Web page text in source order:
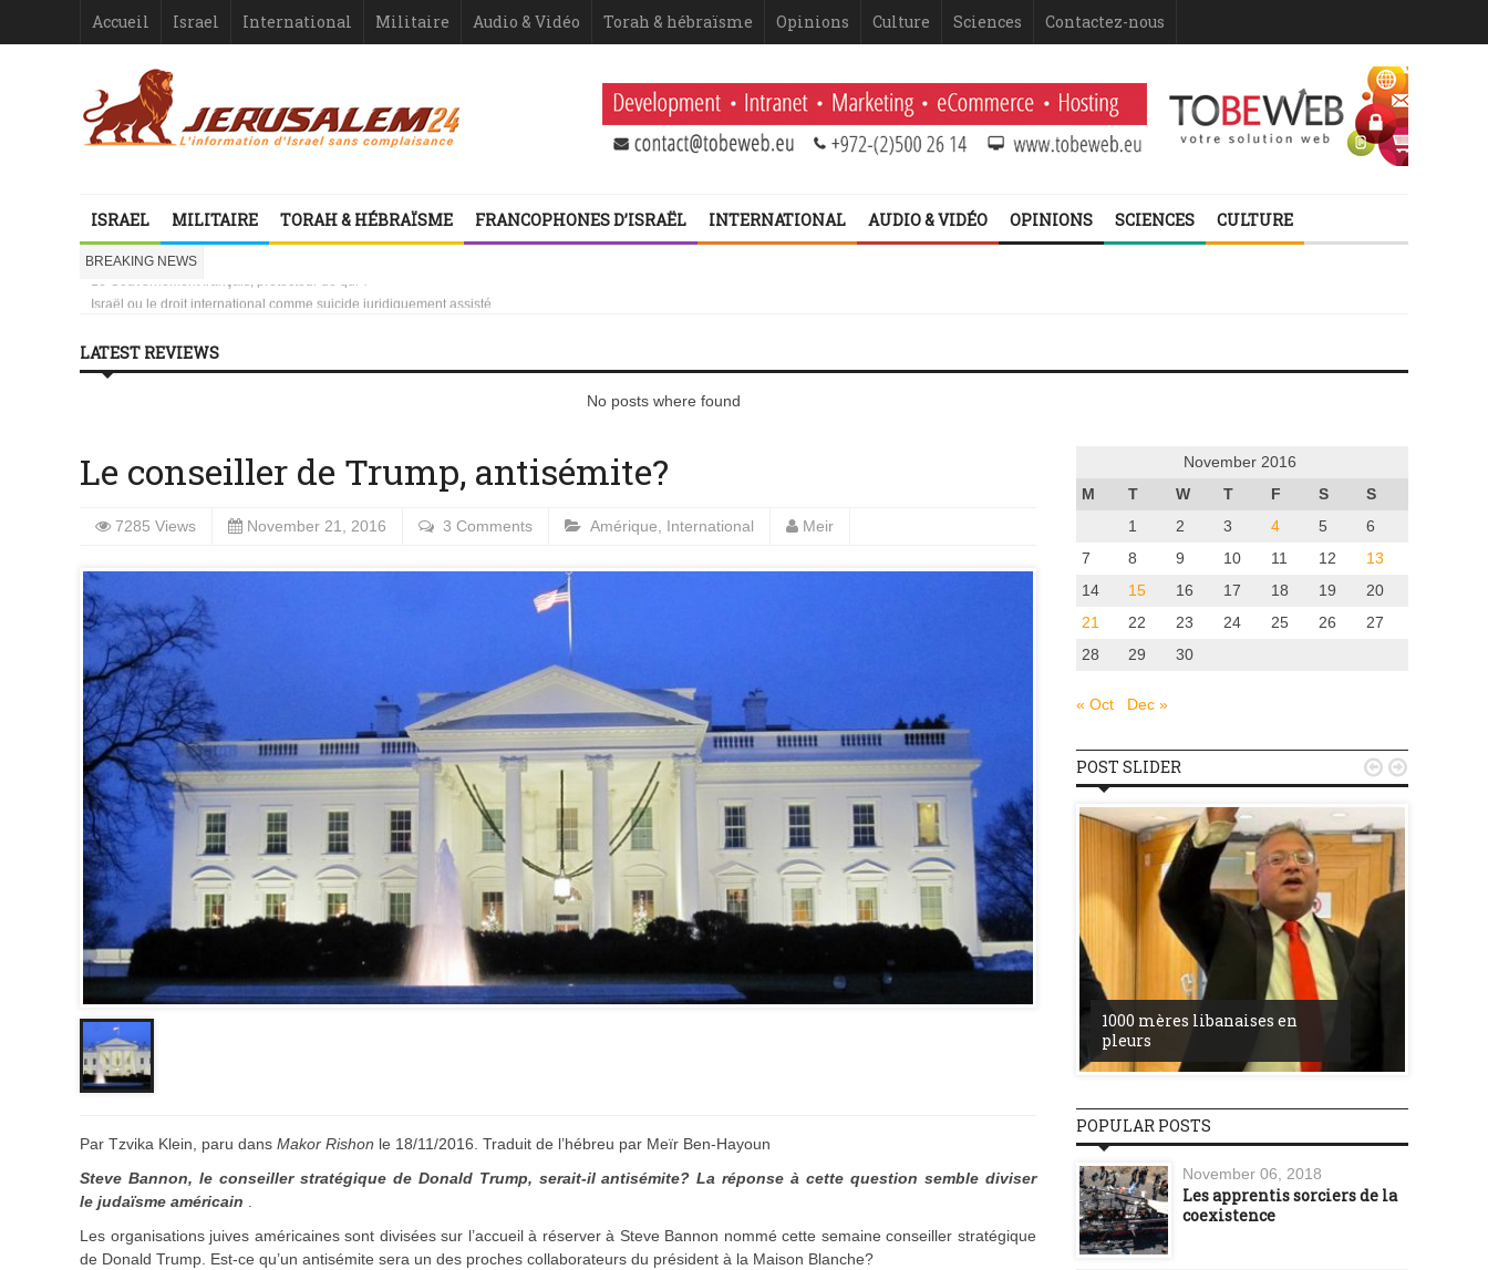
Accueil Israel International Militaire Audio & Vidéo Torah & hébraïsme Opinions Culture Sciences Contactez-nous
ISRAEL MILITAIRE TORAH & HÉBRAÏSME FRANCOPHONES D’ISRAËL INTERNATIONAL AUDIO & VIDÉO OPINIONS SCIENCES CULTURE
BREAKING NEWS
la ressemblance stupéfiante entre l’affaire Dreyfus et le procès de Netanyahou
Vidéo d’Itamar Ben Gvir : inélégante fanfaronnade ou symptôme d’une fatigue historique juive face à l’injonction de faiblesse ?
Israël ou le droit international comme suicide juridiquement assisté
Les désinformateurs, Société à Responsabilité très, très Limitée – 1er volet
LATEST REVIEWS
No posts where found
Le conseiller de Trump, antisémite?
7285 Views November 21, 2016 3 Comments Amérique International Meir
Par Tzvika Klein, paru dans Makor Rishon le 18/11/2016. Traduit de l’hébreu par Meïr Ben-Hayoun
Steve Bannon, leconseiller stratégique de Donald Trump, serait-il antisémite? La réponse à cette question semble diviser
le judaïsme américain .
Les organisations juives américaines sont divisées sur l’accueil à réserver à Steve Bannon nommé cette semaine conseiller stratégique
de Donald Trump. Est-ce qu’un antisémite sera un des proches collaborateurs du président à la Maison Blanche?
November 2016
M
T W T F S
S
1
2 3 4 5
6
7
8 9 10 11 12
13
14
15 16 17 18 19
20
21
22 23 24 25 26
27
28
29 30
« Oct Dec »
POST SLIDER
Vidéo d’Itamar Ben Gvir :
inélégante fanfaronnade ou
symptôme d’une fatigue
1000 mères libanaises en
pleurs
 
POPULAR POSTS
November 06, 2018
Les apprentis sorciers de la
coexistence